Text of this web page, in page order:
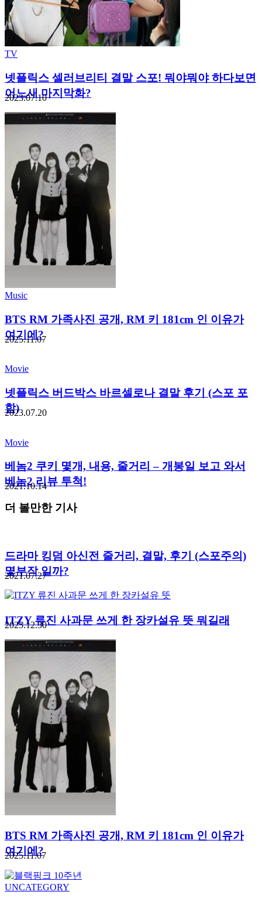
TV
넷플릭스 셀러브리티 결말 스포! 뭐야뭐야 하다보면
어느새 마지막화?
2023.07.10
Music
BTS RM 가족사진 공개, RM 키 181cm 인 이유가
여기에?
2025.11.07
Movie
넷플릭스 버드박스 바르셀로나 결말 후기 (스포 포
함)
2023.07.20
Movie
베놈2 쿠키 몇개, 내용, 줄거리 – 개봉일 보고 와서
베놈2 리뷰 투척!
2021.10.14
더 볼만한 기사
드라마 킹덤 아신전 줄거리, 결말, 후기 (스포주의)
몇부작 일까?
2021.07.27
ITZY 류진 사과문 쓰게 한 장카설유 뜻 뭐길래
2025.12.30
BTS RM 가족사진 공개, RM 키 181cm 인 이유가
여기에?
2025.11.07
UNCATEGORY